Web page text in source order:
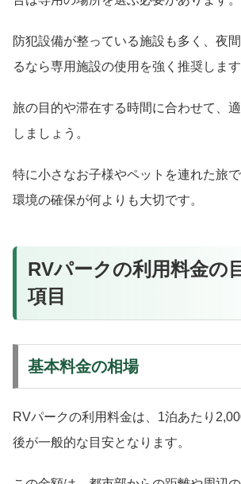
防犯設備が整っている施設も多く、夜
るなら専用施設の使用を強く推奨します
旅の目的や滞在する時間に合わせて、
しましょう。
特に小さなお子様やペットを連れた旅
環境の確保が何よりも大切です。
RVパークの利用料金の
項目
基本料金の相場
RVパークの利用料金は、1泊あたり
後が一般的な目安となります。